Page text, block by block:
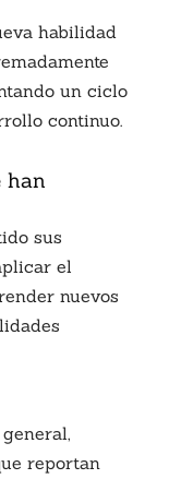
habilidad
un ciclo
continuo.
han
sus
el
nuevos
reportan